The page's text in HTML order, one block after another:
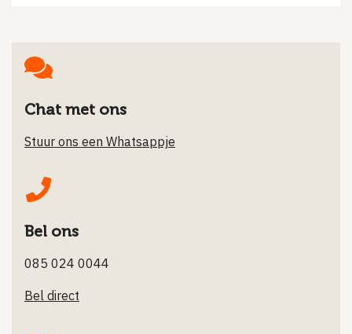
Chat met ons
Stuur ons een Whatsappje
Bel ons
085 024 0044
Bel direct